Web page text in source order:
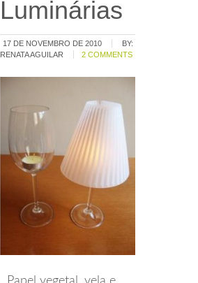
Luminárias
17 DE NOVEMBRO DE 2010
BY:
RENATA AGUILAR
2 COMMENTS